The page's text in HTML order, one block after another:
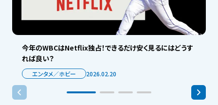
今年のWBCはNetflix独占！できるだけ安く見るにはどうす
れば良い？
エンタメ／ホビー 2026.02.20